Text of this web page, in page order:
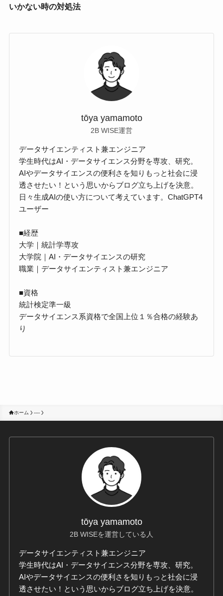
いかない時の対処法
tōya yamamoto
2B WISE運営
データサイエンティスト兼エンジニア
学生時代はAI・データサイエンス分野を専攻、研究。
AIやデータサイエンスの便利さを知りもっと社会に浸
透させたい！という思いからブログ立ち上げを決意。
日々生成AIの使い方について考えています。ChatGPT4
ユーザー
■経歴
大学｜統計学専攻
大学院｜AI・データサイエンスの研究
職業｜データサイエンティスト兼エンジニア
■資格
統計検定準一級
データサイエンス系資格で全国上位１％合格の経験あ
り
ホーム ----
tōya yamamoto
2B WISEを運営している人
データサイエンティスト兼エンジニア
学生時代はAI・データサイエンス分野を専攻、研究。
AIやデータサイエンスの便利さを知りもっと社会に浸
透させたい！という思いからブログ立ち上げを決意。